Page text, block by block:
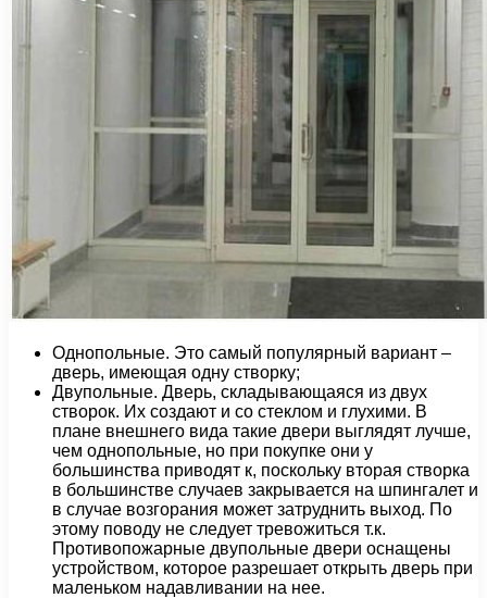
Однопольные. Это самый популярный вариант –
дверь, имеющая одну створку;
Двупольные. Дверь, складывающаяся из двух
створок. Их создают и со стеклом и глухими. В
плане внешнего вида такие двери выглядят лучше,
чем однопольные, но при покупке они у
большинства приводят к, поскольку вторая створка
в большинстве случаев закрывается на шпингалет и
в случае возгорания может затруднить выход. По
этому поводу не следует тревожиться т.к.
Противопожарные двупольные двери оснащены
устройством, которое разрешает открыть дверь при
маленьком надавливании на нее.